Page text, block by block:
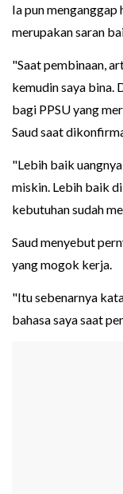
Ia pun menganggap
merupakan saran
"Saat pembinaan,
kemudin saya bina.
bagi PPSU yang
Saud saat
"Lebih baik
miskin. Lebih baik
kebutuhan sudah
Saud menyebut
yang mogok kerja.
"Itu sebenarnya
bahasa saya saat